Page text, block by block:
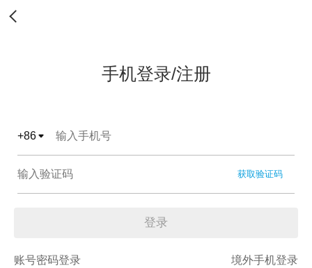
手机登录/注册
+86
获取验证码
登录
账号密码登录 境外手机登录